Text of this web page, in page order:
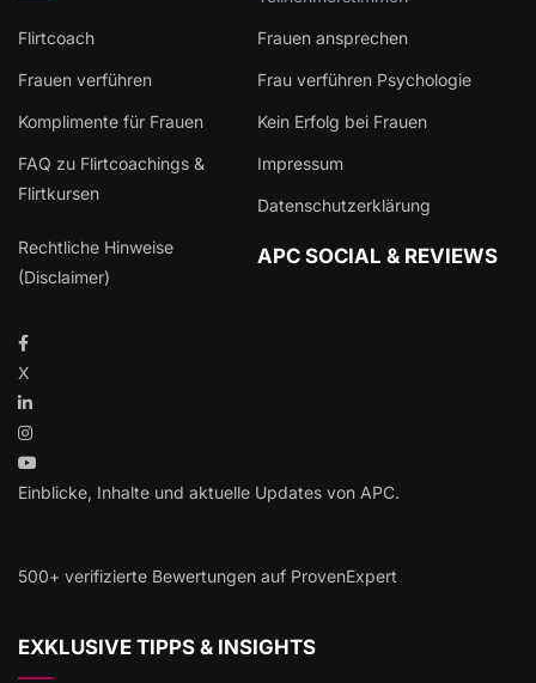
Flirtcoach Frauen ansprechen
Frauen verführen Frau verführen Psychologie
Komplimente für Frauen Kein Erfolg bei Frauen
FAQ zu Flirtcoachings &
Flirtkursen
Impressum
Datenschutzerklärung
Rechtliche Hinweise
(Disclaimer)
APC SOCIAL & REVIEWS
X
Einblicke, Inhalte und aktuelle Updates von APC.
500+ verifizierte Bewertungen auf ProvenExpert
EXKLUSIVE TIPPS & INSIGHTS